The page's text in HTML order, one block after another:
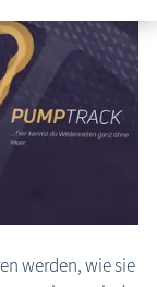
werden, wie sie